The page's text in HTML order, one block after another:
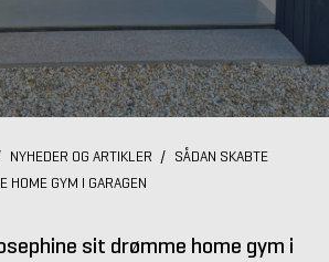
NYHEDER OG ARTIKLER / SÅDAN SKABTE
HOME GYM I GARAGEN
sit drømme home gym i